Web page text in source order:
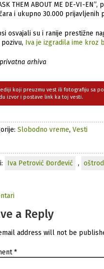
THEM ABOUT ME DE-VI-
i ukupno 30.000 prijavljenih
osvajali su i ranije prestižne
Iva je izgradila ime kroz
arhiva
koji preuzmu vest ili fotografiju sa
izvor i postave link ka toj vesti.
Slobodno vreme, Vesti
Iva Petrović Đorđević ,
a Reply
address will not be
*